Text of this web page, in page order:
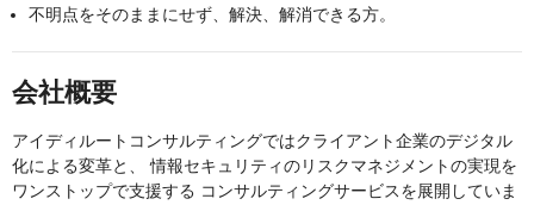
不明点をそのままにせず、解決、解消できる方。
会社概要
アイディルートコンサルティングではクライアント企業のデジタル
化による変革と、 情報セキュリティのリスクマネジメントの実現を
ワンストップで支援する コンサルティングサービスを展開していま